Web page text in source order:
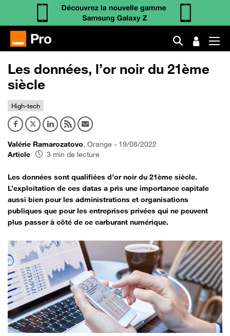
Les données, l’or noir du 21ème
siècle
High-tech
Valérie Ramarozatovo, Orange - 19/08/2022
Article
3 min de lecture
Les données sont qualifiées d’or noir du 21ème siècle.
L’exploitation de ces datas a pris une importance capitale
aussi bien pour les administrations et organisations
publiques que pour les entreprises privées qui ne peuvent
plus passer à côté de ce carburant numérique.